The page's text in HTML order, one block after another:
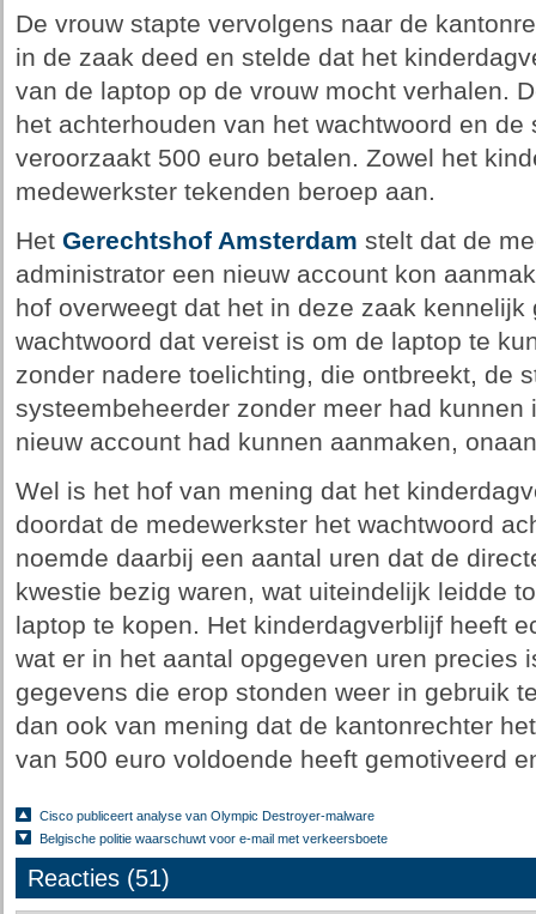
De vrouw stapte vervolgens naar de
in de zaak deed en stelde dat het
van de laptop op de vrouw mocht verhalen.
het achterhouden van het wachtwoord en
veroorzaakt 500 euro betalen. Zowel het
medewerkster tekenden beroep aan.
Het Gerechtshof Amsterdam stelt dat de
administrator een nieuw account kon
hof overweegt dat het in deze zaak kennelijk
wachtwoord dat vereist is om de laptop te
zonder nadere toelichting, die ontbreekt, de
systeembeheerder zonder meer had
nieuw account had kunnen aanmaken,
Wel is het hof van mening dat het
doordat de medewerkster het wachtwoord
noemde daarbij een aantal uren dat de
kwestie bezig waren, wat uiteindelijk leidde
laptop te kopen. Het kinderdagverblijf heeft
wat er in het aantal opgegeven uren precies
gegevens die erop stonden weer in gebruik
dan ook van mening dat de kantonrechter
van 500 euro voldoende heeft gemotiveerd
Cisco publiceert analyse van Olympic Destroyer-malware
Belgische politie waarschuwt voor e-mail met verkeersboete
Reacties (51)